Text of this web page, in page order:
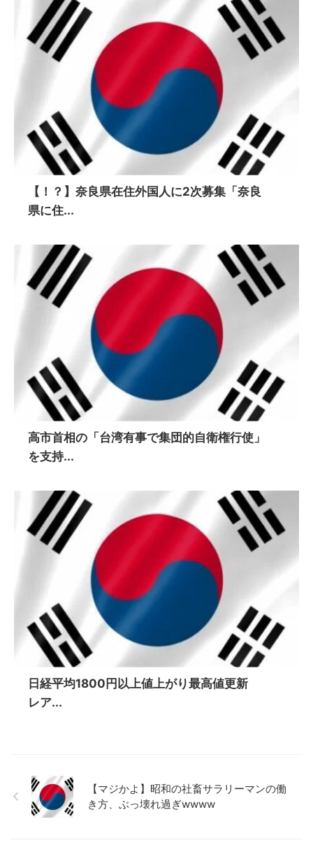
【！？】奈良県在住外国人に2次募集「奈良
県に住...
高市首相の「台湾有事で集団的自衛権行使」
を支持...
日経平均1800円以上値上がり最高値更新
レア...
【マジかよ】昭和の社畜サラリーマンの働
き方、ぶっ壊れ過ぎwwww